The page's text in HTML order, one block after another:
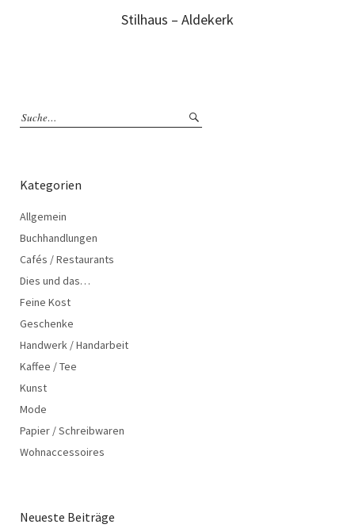
Stilhaus – Aldekerk
Kategorien
Allgemein
Buchhandlungen
Cafés / Restaurants
Dies und das…
Feine Kost
Geschenke
Handwerk / Handarbeit
Kaffee / Tee
Kunst
Mode
Papier / Schreibwaren
Wohnaccessoires
Neueste Beiträge